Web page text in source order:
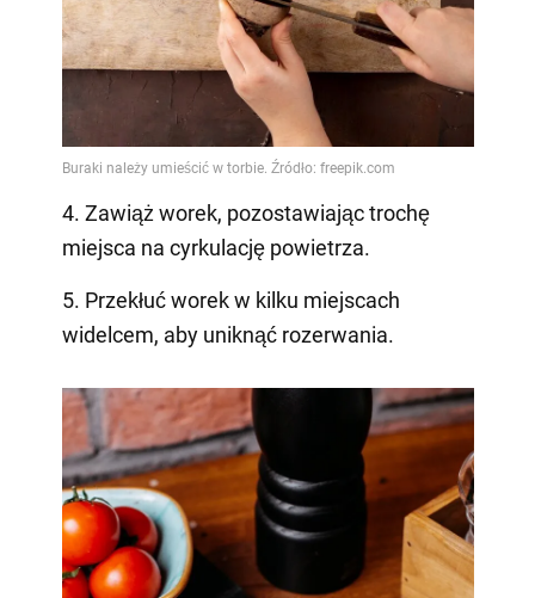
4. Zawiąż worek, pozostawiając trochę
miejsca na cyrkulację powietrza.
5. Przekłuć worek w kilku miejscach
widelcem, aby uniknąć rozerwania.